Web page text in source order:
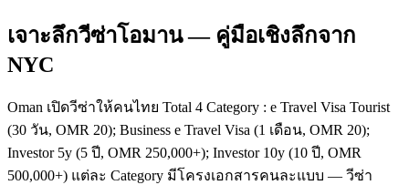
เจาะลึกวีซ่าโอมาน — คู่มือเชิงลึกจาก
NYC
Oman เปิดวีซ่าให้คนไทย Total 4 Category : e Travel Visa Tourist
(30 วัน, OMR 20); Business e Travel Visa (1 เดือน, OMR 20);
Investor 5y (5 ปี, OMR 250,000+); Investor 10y (10 ปี, OMR
500,000+) แต่ละ Category มีโครงเอกสารคนละแบบ — วีซ่า